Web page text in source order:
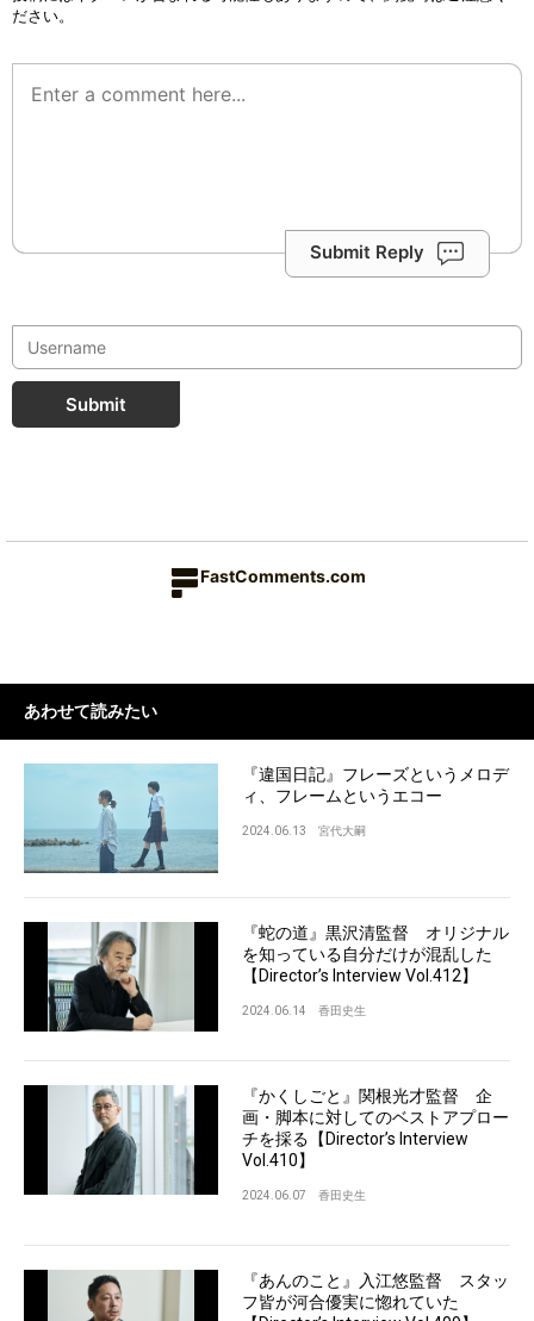
ださい。
Submit Reply
Submit
FastComments.com
あわせて読みたい
『違国日記』フレーズというメロデ
ィ、フレームというエコー
2024.06.13 宮代大嗣
『蛇の道』黒沢清監督 オリジナル
を知っている自分だけが混乱した
【Director’s Interview Vol.412】
2024.06.14 香田史生
『かくしごと』関根光才監督 企
画・脚本に対してのベストアプロー
チを採る【Director’s Interview
Vol.410】
2024.06.07 香田史生
『あんのこと』入江悠監督 スタッ
フ皆が河合優実に惚れていた